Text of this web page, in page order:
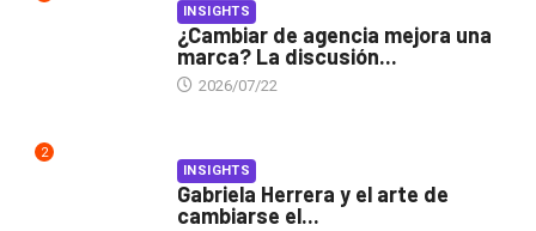
INSIGHTS
¿Cambiar de agencia mejora una
marca? La discusión...
2026/07/22
2
INSIGHTS
Gabriela Herrera y el arte de
cambiarse el...